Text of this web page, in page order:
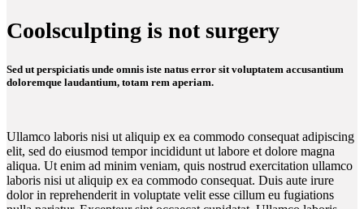
Coolsculpting is not surgery
Sed ut perspiciatis unde omnis iste natus error sit voluptatem accusantium
doloremque laudantium, totam rem aperiam.
Ullamco laboris nisi ut aliquip ex ea commodo consequat adipiscing
elit, sed do eiusmod tempor incididunt ut labore et dolore magna
aliqua. Ut enim ad minim veniam, quis nostrud exercitation ullamco
laboris nisi ut aliquip ex ea commodo consequat. Duis aute irure
dolor in reprehenderit in voluptate velit esse cillum eu fugiations